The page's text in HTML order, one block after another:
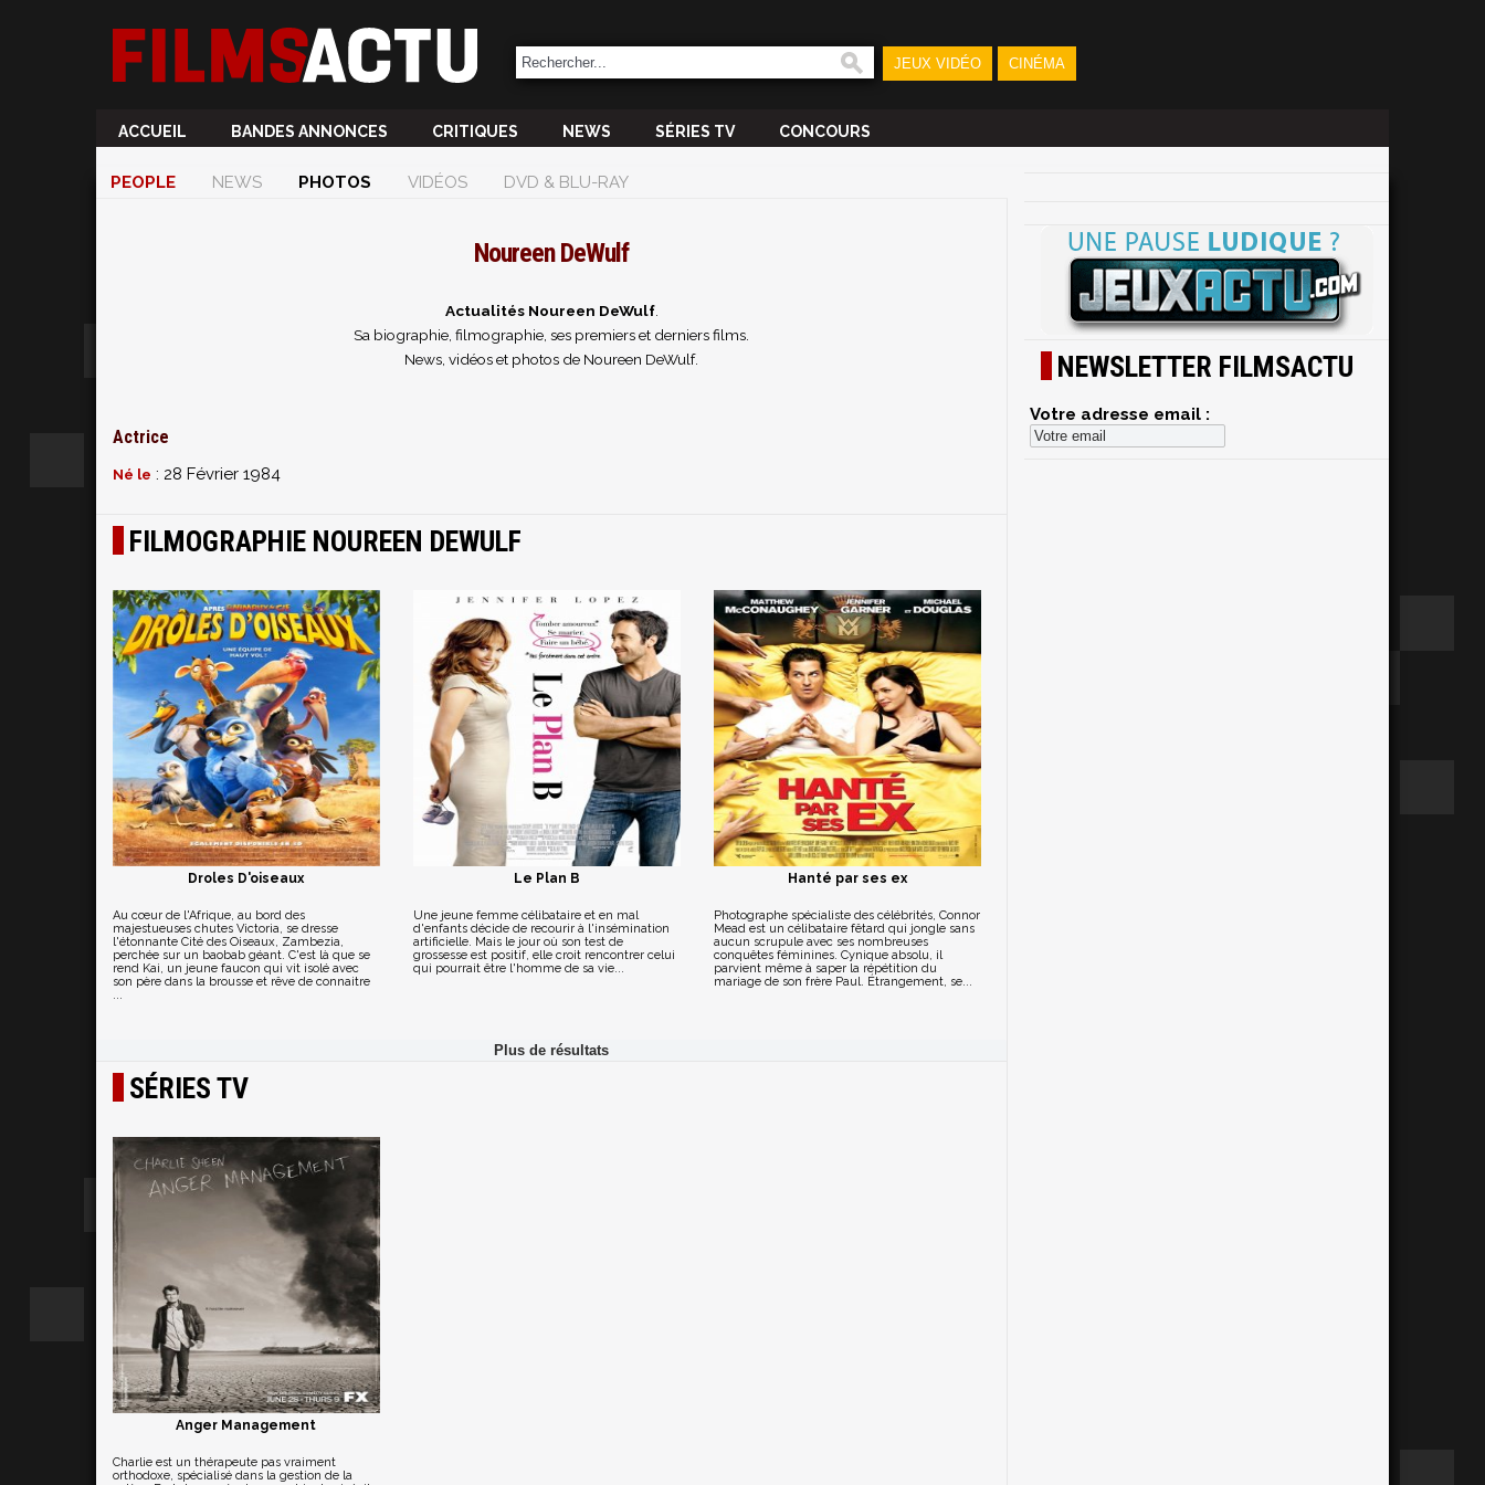
JEUX VIDÉO CINÉMA
ACCUEIL BANDES ANNONCES CRITIQUES NEWS SÉRIES TV CONCOURS
PEOPLE NEWS PHOTOS VIDÉOS DVD & BLU-RAY
Noureen DeWulf
Actualités Noureen DeWulf.
Sa biographie, filmographie, ses premiers et derniers films.
News, vidéos et photos de Noureen DeWulf.
Actrice
Né le : 28 Février 1984
FILMOGRAPHIE NOUREEN DEWULF
Droles D'oiseaux
Au cœur de l'Afrique, au bord des
majestueuses chutes Victoria, se dresse
l'étonnante Cité des Oiseaux, Zambezia,
perchée sur un baobab géant. C'est là que se
rend Kai, un jeune faucon qui vit isolé avec
son père dans la brousse et rêve de connaitre
...
Le Plan B
Une jeune femme célibataire et en mal
d'enfants décide de recourir à l'insémination
artificielle. Mais le jour où son test de
grossesse est positif, elle croit rencontrer celui
qui pourrait être l'homme de sa vie...
Hanté par ses ex
Photographe spécialiste des célébrités, Connor
Mead est un célibataire fêtard qui jongle sans
aucun scrupule avec ses nombreuses
conquêtes féminines. Cynique absolu, il
parvient même à saper la répétition du
mariage de son frère Paul. Étrangement, se...
SÉRIES TV
Anger Management
Charlie est un thérapeute pas vraiment
orthodoxe, spécialisé dans la gestion de la
NEWSLETTER FILMSACTU
Votre adresse email :